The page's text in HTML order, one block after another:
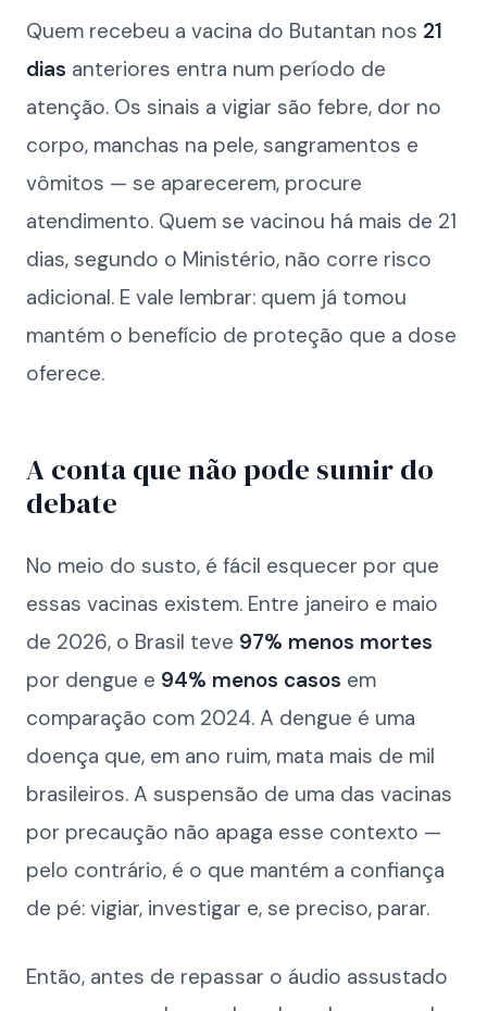
Quem recebeu a vacina do Butantan nos 21
dias anteriores entra num período de
atenção. Os sinais a vigiar são febre, dor no
corpo, manchas na pele, sangramentos e
vômitos — se aparecerem, procure
atendimento. Quem se vacinou há mais de 21
dias, segundo o Ministério, não corre risco
adicional. E vale lembrar: quem já tomou
mantém o benefício de proteção que a dose
oferece.
A conta que não pode sumir do
debate
No meio do susto, é fácil esquecer por que
essas vacinas existem. Entre janeiro e maio
de 2026, o Brasil teve 97% menos mortes
por dengue e 94% menos casos em
comparação com 2024. A dengue é uma
doença que, em ano ruim, mata mais de mil
brasileiros. A suspensão de uma das vacinas
por precaução não apaga esse contexto —
pelo contrário, é o que mantém a confiança
de pé: vigiar, investigar e, se preciso, parar.
Então, antes de repassar o áudio assustado